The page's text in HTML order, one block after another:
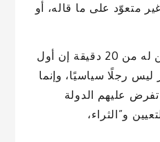
متعوّد على ما قاله، أو
وقال ولد اعبيد في صوتين له من 20 دقيقة إن أول
ليس رجلًا سياسيًا، وإنما
تفرض عليهم الدولة
و”الثراء،